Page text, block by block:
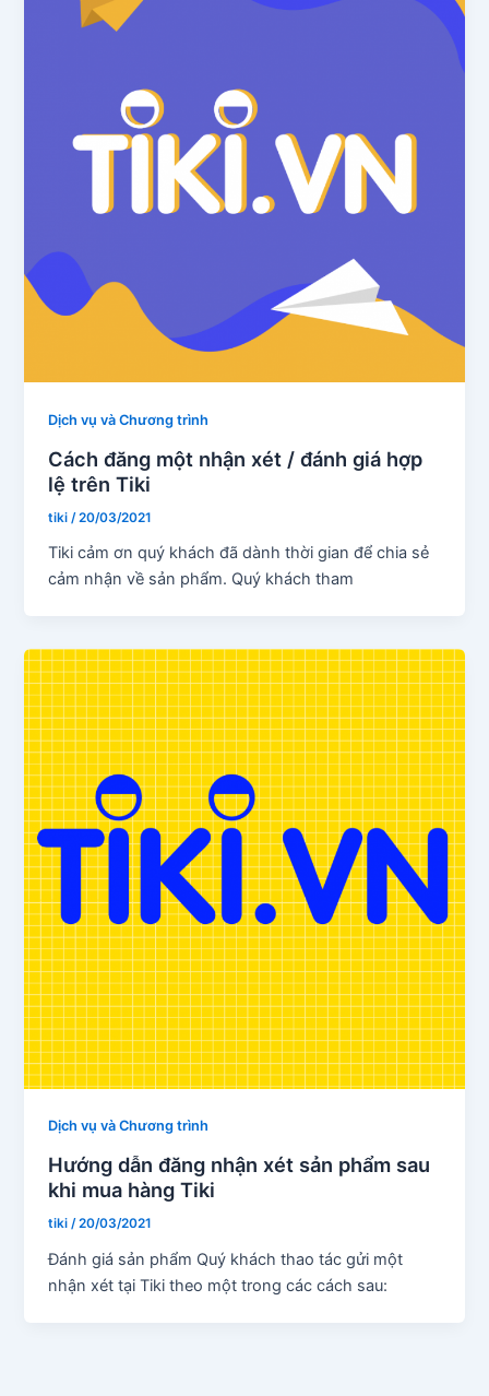
Dịch vụ và Chương trình
Cách đăng một nhận xét / đánh giá hợp
lệ trên Tiki
tiki /20/03/2021
Tiki cảm ơn quý khách đã dành thời gian để chia sẻ
cảm nhận về sản phẩm. Quý khách tham
Dịch vụ và Chương trình
Hướng dẫn đăng nhận xét sản phẩm sau
khi mua hàng Tiki
tiki/20/03/2021
Đánh giá sản phẩm Quý khách thao tác gửi một
nhận xét tại Tiki theo một trong các cách sau: